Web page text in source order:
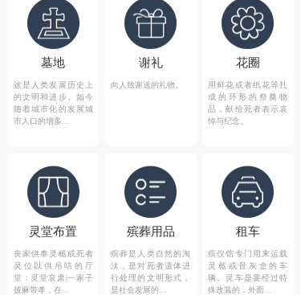
墓地
这是人类发展历史上
的文明和进步。如今
随着城市化的发展城
市人口的增多...
谢礼
向人致谢送的礼物。
花圈
用鲜花或者纸花等扎
成的环形的祭奠物
品，献给死者表示哀
悼与纪念。
灵堂布置
丧家供奉灵柩或死者
灵位以供吊唁的厅
堂：灵堂哀肃|一家子
披麻带孝，在...
殡葬用品
殡葬是人类自然的淘
汰，是对死者遗体进
行处理的文明形式，
是社会发展的...
租车
殡仪馆专门用来运载
灵柩或骨灰盒的车
辆。灵车是要经过特
殊改装的，外面...